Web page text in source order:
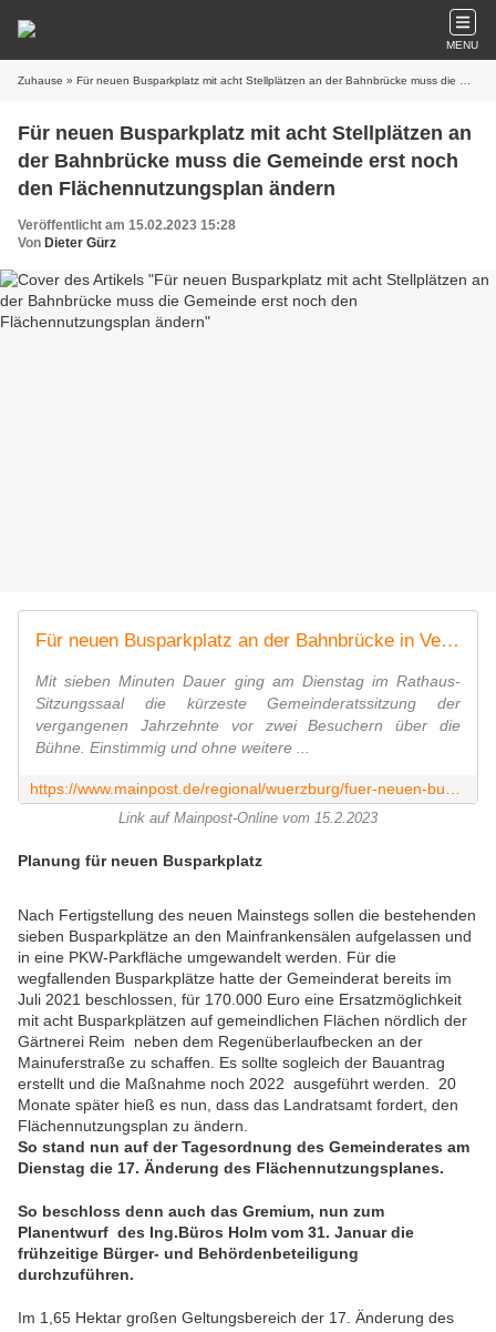
MENU
Zuhause » Für neuen Busparkplatz mit acht Stellplätzen an der Bahnbrücke muss die Gemeinde erst noch den Flächennutzungsplan ändern
Für neuen Busparkplatz mit acht Stellplätzen an
der Bahnbrücke muss die Gemeinde erst noch
den Flächennutzungsplan ändern
Veröffentlicht am 15.02.2023 15:28
Von Dieter Gürz
Für neuen Busparkplatz an der Bahnbrücke in Veitshöchheim muss die Gemeinde erst den Flächennutzungsplan ändern
Mit sieben Minuten Dauer ging am Dienstag im Rathaus-
Sitzungssaal die kürzeste Gemeinderatssitzung der
vergangenen Jahrzehnte vor zwei Besuchern über die
Bühne. Einstimmig und ohne weitere ...
Link auf Mainpost-Online vom 15.2.2023
Planung für neuen Busparkplatz
Nach Fertigstellung des neuen Mainstegs sollen die bestehenden
sieben Busparkplätze an den Mainfrankensälen aufgelassen und
in eine PKW-Parkfläche umgewandelt werden. Für die
wegfallenden Busparkplätze hatte der Gemeinderat bereits im
Juli 2021 beschlossen, für 170.000 Euro eine Ersatzmöglichkeit
mit acht Busparkplätzen auf gemeindlichen Flächen nördlich der
Gärtnerei Reim neben dem Regenüberlaufbecken an der
Mainuferstraße zu schaffen. Es sollte sogleich der Bauantrag
erstellt und die Maßnahme noch 2022 ausgeführt werden. 20
Monate später hieß es nun, dass das Landratsamt fordert, den
Flächennutzungsplan zu ändern.
So stand nun auf der Tagesordnung des Gemeinderates am
Dienstag die 17. Änderung des Flächennutzungsplanes.
So beschloss denn auch das Gremium, nun zum
Planentwurf des Ing.Büros Holm vom 31. Januar die
frühzeitige Bürger- und Behördenbeteiligung
durchzuführen.
Im 1,65 Hektar großen Geltungsbereich der 17. Änderung des